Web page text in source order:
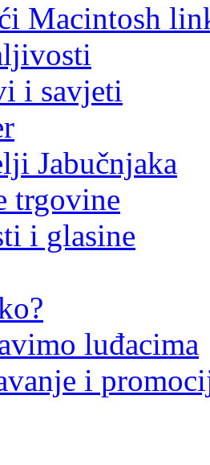
Macintosh
i savjeti
Jabučnjaka
trgovine
i glasine
luđacima
i